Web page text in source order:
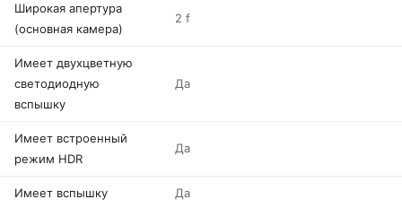
Широкая апертура
(основная камера)
2 f
Имеет двухцветную
светодиодную
вспышку
Да
Имеет встроенный
режим HDR
Да
Имеет вспышку Да